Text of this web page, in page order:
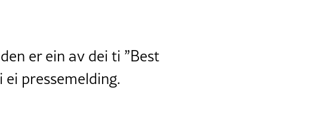
er ein av dei ti ”Best
pressemelding.